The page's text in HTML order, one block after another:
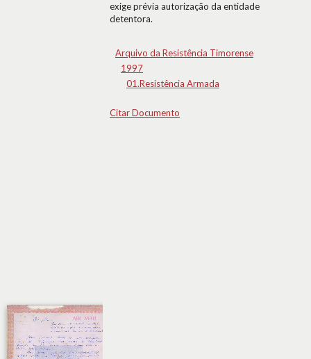
exige prévia autorização da entidade
detentora.
Arquivo da Resistência Timorense
1997
01.Resistência Armada
Citar Documento